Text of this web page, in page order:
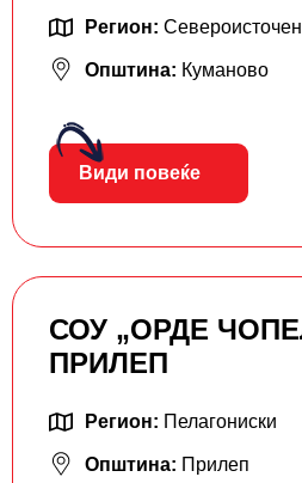
Регион: Североисточен
Општина: Куманово
Види повеќе
СОУ „ОРДЕ
ПРИЛЕП
Регион: Пелагониски
Општина: Прилеп